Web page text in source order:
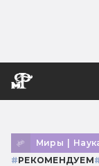
Миры |
#РЕКОМЕНДУЕМ